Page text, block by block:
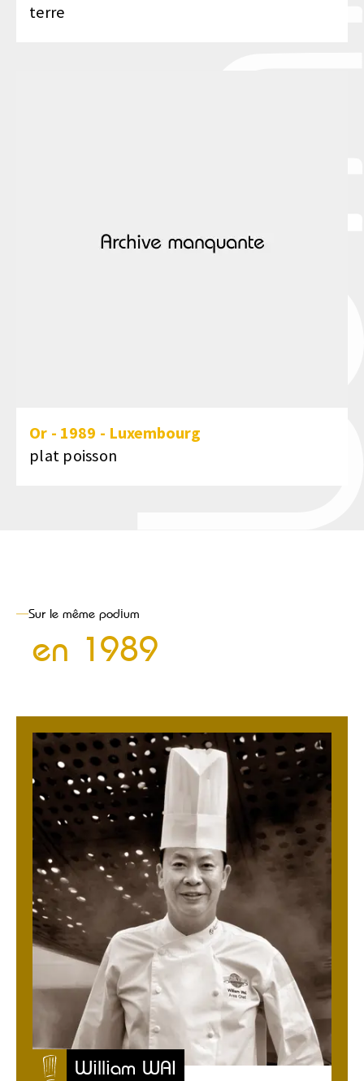
terre
Or - 1989 - Luxembourg
plat poisson
Sur le même podium
en 1989
William WAI